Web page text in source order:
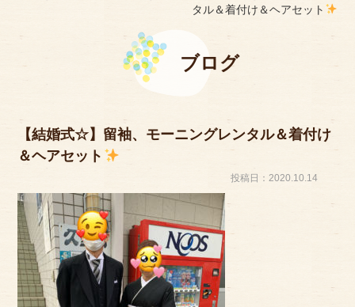
着付け/教室
アクセス
サイズのはかり方
よくある質問
タル＆着付け＆ヘアセット
ブログ
【結婚式☆】留袖、モーニングレンタル＆着付け
＆ヘアセット
投稿日：2020.10.14